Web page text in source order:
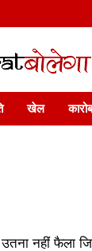
बोलेगा
India: News,
खेल
उतना नहीं फैला